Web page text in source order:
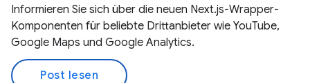
Informieren Sie sich über die neuen Next.js-Wrapper-
Komponenten für beliebte Drittanbieter wie YouTube,
Google Maps und Google Analytics.
Post lesen